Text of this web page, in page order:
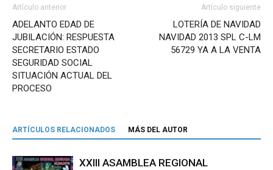
Artículo anterior
ADELANTO EDAD DE
JUBILACIÓN: RESPUESTA
SECRETARIO ESTADO
SEGURIDAD SOCIAL
SITUACIÓN ACTUAL DEL
PROCESO
Artículo siguiente
LOTERÍA DE NAVIDAD
NAVIDAD 2013 SPL C-LM
56729 YA A LA VENTA
ARTÍCULOS RELACIONADOS MÁS DEL AUTOR
XXIII ASAMBLEA REGIONAL